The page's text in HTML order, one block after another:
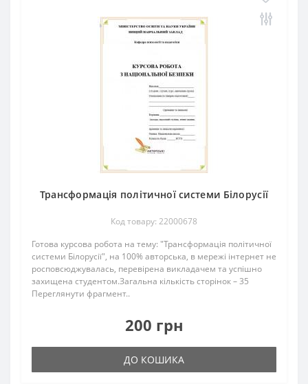
Трансформація політичної системи Білорусії
Код товару: 22000678
Готова курсова робота на тему: "Трансформація політичної
системи Білорусії", на 100% авторська, в мережі інтернет не
росповсюджувалась, перевірена викладачем та успішно
захищена студентом.Загальна кількість сторінок – 35
Переглянути фрагмент..
200 грн
ДО КОШИКА